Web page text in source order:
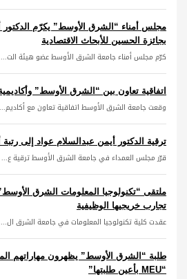
مجلس أمناء “الشرق الأوسط” يكرّم
بجائزة الحسين للأبحاث الاقتصادية
كرّم مجلس أمناء جامعة الشرق الأوسط عضو هيئة الت...
اتفاقية تعاون بين “الشرق الأوسط”
وقعت جامعة الشرق الأوسط اتفاقية تعاون مع أكاديم...
ترقية الدكتور أيمن عبدالسلام عواد إلى رتبة
قرّر مجلس العمداء في جامعة الشرق الأوسط ترقية ع...
ملتقى “تكنولوجيا المعلومات الشرق
تجارب خريجيها الوظيفية
عقدت كلية تكنولوجيا المعلومات في جامعة الشرق ال...
طلبة “الشرق الأوسط” يظهرون مهاراتهم
“MEU بأعين طلبتها”